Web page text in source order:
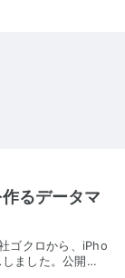
るデータマ
ゴクロから、iPho
ました。公開…